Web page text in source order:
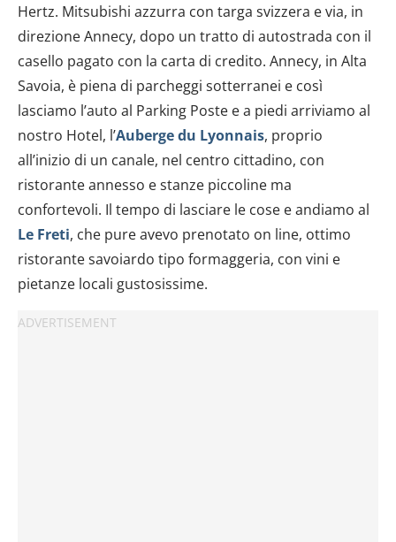
Hertz. Mitsubishi azzurra con targa svizzera e via, in
direzione Annecy, dopo un tratto di autostrada con il
casello pagato con la carta di credito. Annecy, in Alta
Savoia, è piena di parcheggi sotterranei e così
lasciamo l’auto al Parking Poste e a piedi arriviamo al
nostro Hotel, l’Auberge du Lyonnais, proprio
all’inizio di un canale, nel centro cittadino, con
ristorante annesso e stanze piccoline ma
confortevoli. Il tempo di lasciare le cose e andiamo al
Le Freti, che pure avevo prenotato on line, ottimo
ristorante savoiardo tipo formaggeria, con vini e
pietanze locali gustosissime.